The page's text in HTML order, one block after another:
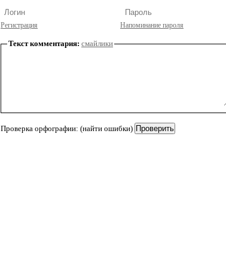
Регистрация Напоминание пароля
Текст комментария: смайлики
Проверка орфографии: (найти ошибки)